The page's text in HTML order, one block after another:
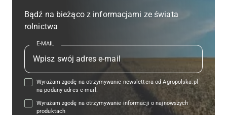
Bądź na bieżąco z informacjami ze świata
rolnictwa
E-MAIL
Wyrażam zgodę na otrzymywanie newslettera od Agropolska.pl
na podany adres e-mail.
Wyrażam zgodę na otrzymywanie informacji o najnowszych
produktach